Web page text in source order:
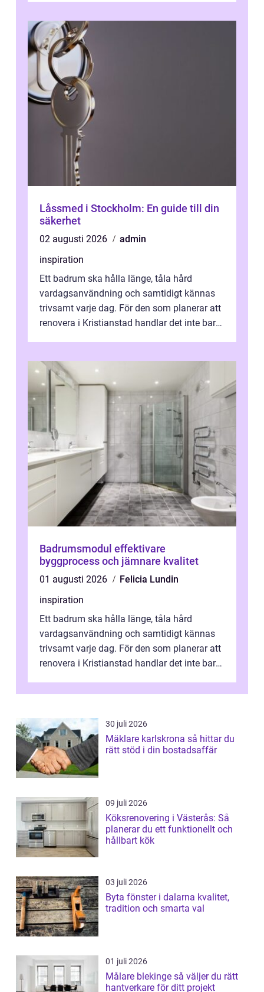
Låssmed i Stockholm: En guide till din
säkerhet
02 augusti 2026
admin
inspiration
Ett badrum ska hålla länge, tåla hård
vardagsanvändning och samtidigt kännas
trivsamt varje dag. För den som planerar att
renovera i Kristianstad handlar det inte bara
Badrumsmodul effektivare
byggprocess och jämnare kvalitet
01 augusti 2026
Felicia Lundin
inspiration
Ett badrum ska hålla länge, tåla hård
vardagsanvändning och samtidigt kännas
trivsamt varje dag. För den som planerar att
renovera i Kristianstad handlar det inte bara
30 juli 2026
Mäklare karlskrona så hittar du
rätt stöd i din bostadsaffär
09 juli 2026
Köksrenovering i Västerås: Så
planerar du ett funktionellt och
hållbart kök
03 juli 2026
Byta fönster i dalarna kvalitet,
tradition och smarta val
01 juli 2026
Målare blekinge så väljer du rätt
hantverkare för ditt projekt